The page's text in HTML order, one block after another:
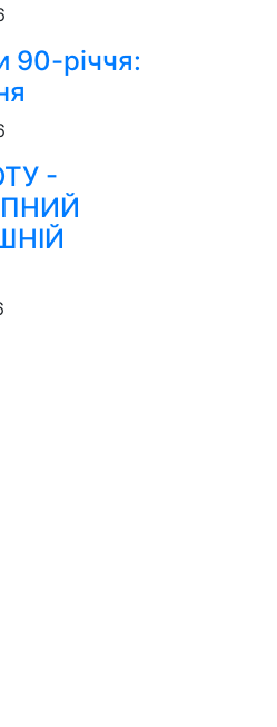
90-річчя:
-